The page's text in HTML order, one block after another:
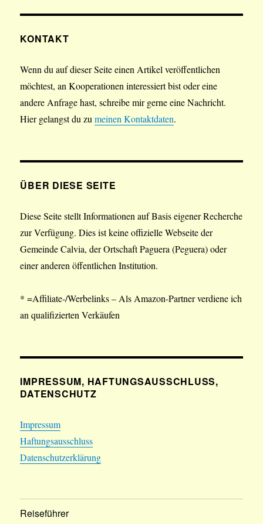
KONTAKT
Wenn du auf dieser Seite einen Artikel veröffentlichen
möchtest, an Kooperationen interessiert bist oder eine
andere Anfrage hast, schreibe mir gerne eine Nachricht.
Hier gelangst du zumeinen Kontaktdaten.
ÜBER DIESE SEITE
Diese Seite stellt Informationen auf Basis eigener Recherche
zur Verfügung. Dies ist keine offizielle Webseite der
Gemeinde Calvia, der Ortschaft Paguera (Peguera) oder
einer anderen öffentlichen Institution.
* =Affiliate-/Werbelinks – Als Amazon-Partner verdiene ich
an qualifizierten Verkäufen
IMPRESSUM, HAFTUNGSAUSSCHLUSS,
DATENSCHUTZ
Impressum
Haftungsausschluss
Datenschutzerklärung
Reiseführer